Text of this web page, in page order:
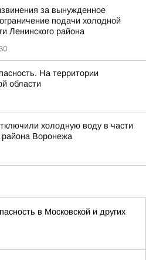
за вынужденное
подачи холодной
Ленинского района
На территории
области
холодную воду в части
района Воронежа
в Московской и других